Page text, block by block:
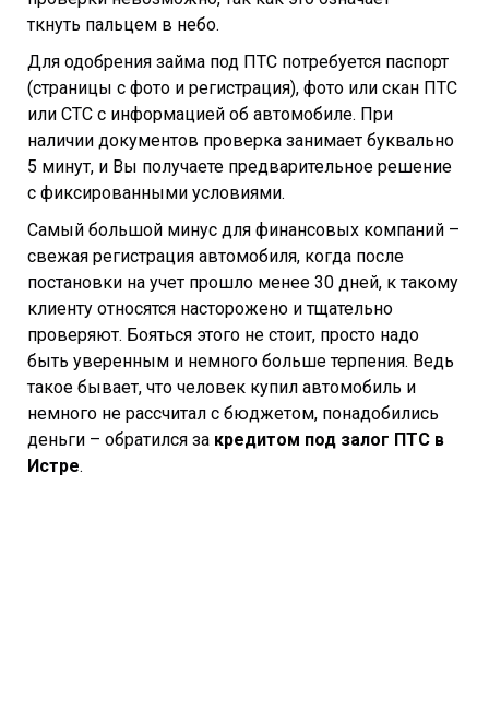
ткнуть пальцем в небо.
Для одобрения займа под ПТС потребуется паспорт
(страницы с фото и регистрация), фото или скан ПТС
или СТС с информацией об автомобиле. При
наличии документов проверка занимает буквально
5 минут, и Вы получаете предварительное решение
с фиксированными условиями.
Самый большой минус для финансовых компаний –
свежая регистрация автомобиля, когда после
постановки на учет прошло менее 30 дней, к такому
клиенту относятся насторожено и тщательно
проверяют. Бояться этого не стоит, просто надо
быть уверенным и немного больше терпения. Ведь
такое бывает, что человек купил автомобиль и
немного не рассчитал с бюджетом, понадобились
деньги – обратился за кредитом под залог ПТС в
Истре.